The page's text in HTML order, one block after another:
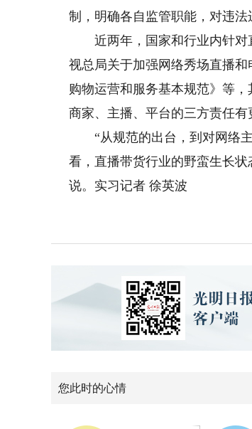
制，明确各自监管职能，对违
近两年，国家和行业内针对
视总局关于加强网络秀场直播
购物运营和服务基本规范》等
商家、主播、平台的三方责任有
“从规范的出台，到对网络主
看，直播带货行业的野蛮生长
说。实习记者 徐英波
您此时的心情